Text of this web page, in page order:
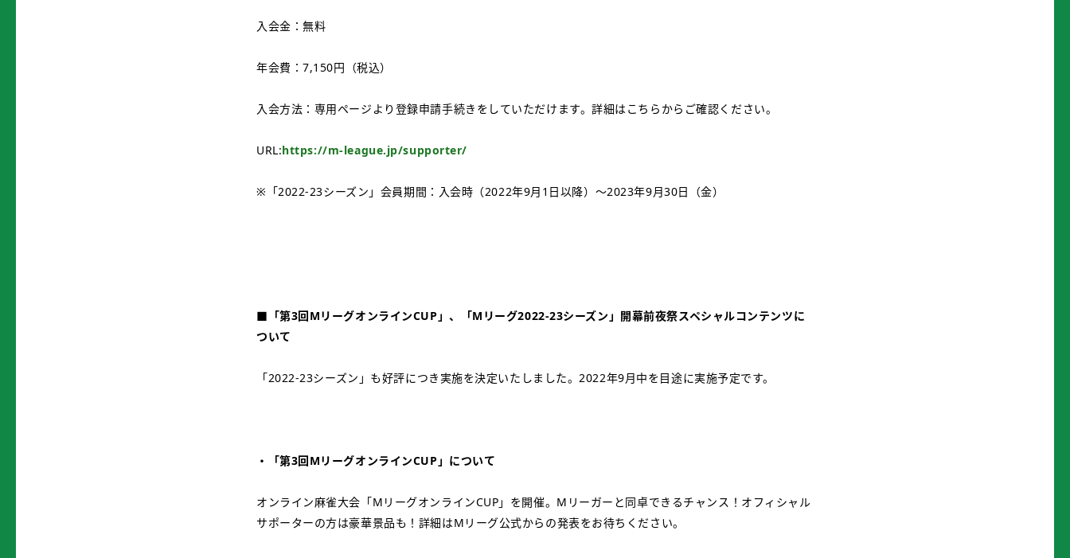
入会金：無料
年会費：7,150円（税込）
入会方法：専用ページより登録申請手続きをしていただけます。詳細はこちらからご確認ください。
URL:https://m-league.jp/supporter/
※「2022-23シーズン」会員期間：入会時（2022年9月1日以降）～2023年9月30日（金）
■「第3回MリーグオンラインCUP」、「Mリーグ2022-23シーズン」開幕前夜祭スペシャルコンテンツに
ついて
「2022-23シーズン」も好評につき実施を決定いたしました。2022年9月中を目途に実施予定です。
・「第3回MリーグオンラインCUP」について
オンライン麻雀大会「MリーグオンラインCUP」を開催。Mリーガーと同卓できるチャンス！オフィシャル
サポーターの方は豪華景品も！詳細はMリーグ公式からの発表をお待ちください。